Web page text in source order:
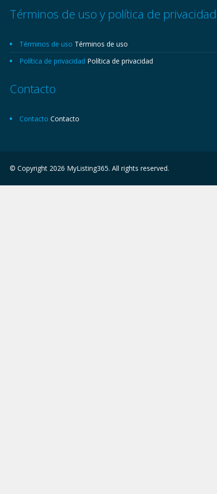
Términos de uso y política de privacidad
Términos de uso Términos de uso
Política de privacidad Política de privacidad
Contacto
Contacto Contacto
© Copyright 2026 MyListing365. All rights reserved.